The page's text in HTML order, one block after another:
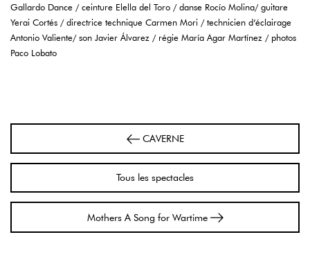
Gallardo Dance / ceinture Elella del Toro / danse Rocío Molina/ guitare
Yerai Cortés / directrice technique Carmen Mori / technicien d’éclairage
Antonio Valiente/ son Javier Álvarez / régie María Agar Martínez / photos
Paco Lobato
Navigation CAVERNE
Tous les spectacles
Mothers A Song for Wartime